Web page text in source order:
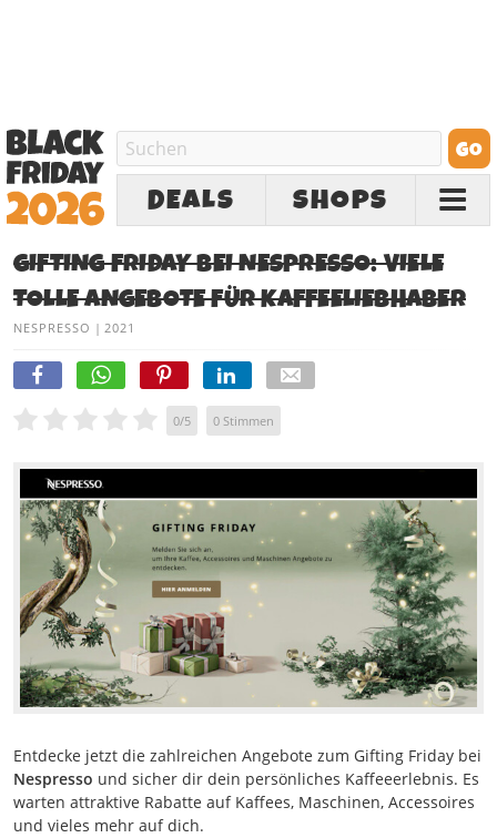
DEALS SHOPS
GIFTING FRIDAY BEI NESPRESSO: VIELE
TOLLE ANGEBOTE FÜR KAFFEELIEBHABER
NESPRESSO | 2021
0/5 0 Stimmen
Entdecke jetzt die zahlreichen Angebote zum Gifting Friday bei
Nespresso und sicher dir dein persönliches Kaffeeerlebnis. Es
warten attraktive Rabatte auf Kaffees, Maschinen, Accessoires
und vieles mehr auf dich.